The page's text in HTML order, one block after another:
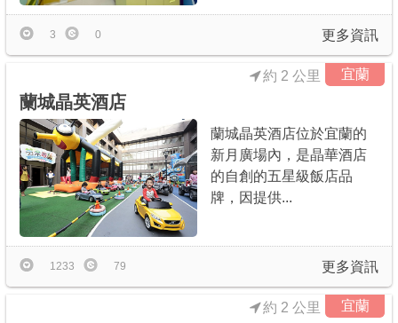
更多資訊
3 0
宜蘭
蘭城晶英酒店
約 2 公里
蘭城晶英酒店位於宜蘭的
新月廣場內，是晶華酒店
的自創的五星級飯店品
牌，因提供...
更多資訊
1233 79
宜蘭
約 2 公里